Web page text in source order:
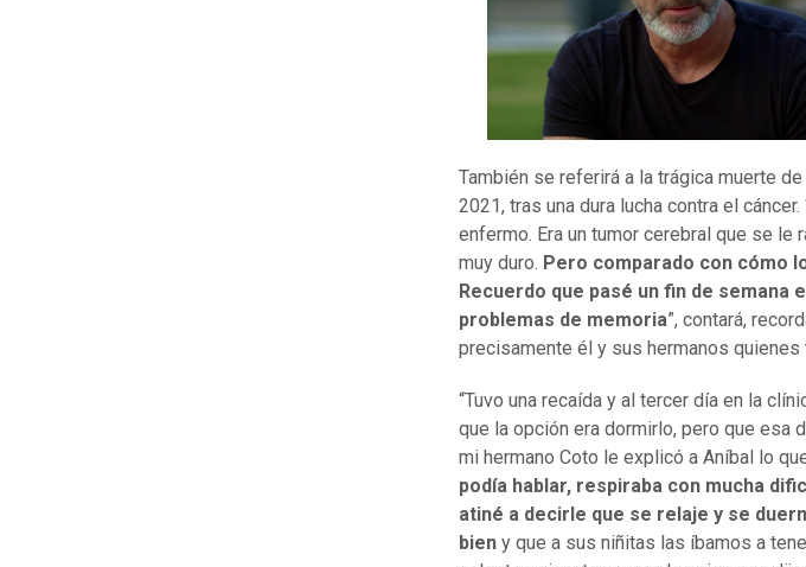
También se referirá a la trágica muerte
2021, tras una dura lucha contra el
enfermo. Era un tumor cerebral que se le
muy duro. Pero comparado con cómo
Recuerdo que pasé un fin de semana
problemas de memoria”, contará,
precisamente él y sus hermanos
“Tuvo una recaída y al tercer día en la
que la opción era dormirlo, pero que esa
mi hermano Coto le explicó a Aníbal lo
podía hablar, respiraba con mucha
atiné a decirle que se relaje y se
bien y que a sus niñitas las íbamos a